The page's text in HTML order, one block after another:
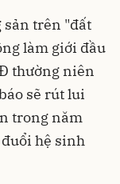
sản trên "đất
làm giới đầu
thường niên
sẽ rút lui
trong năm
hệ sinh